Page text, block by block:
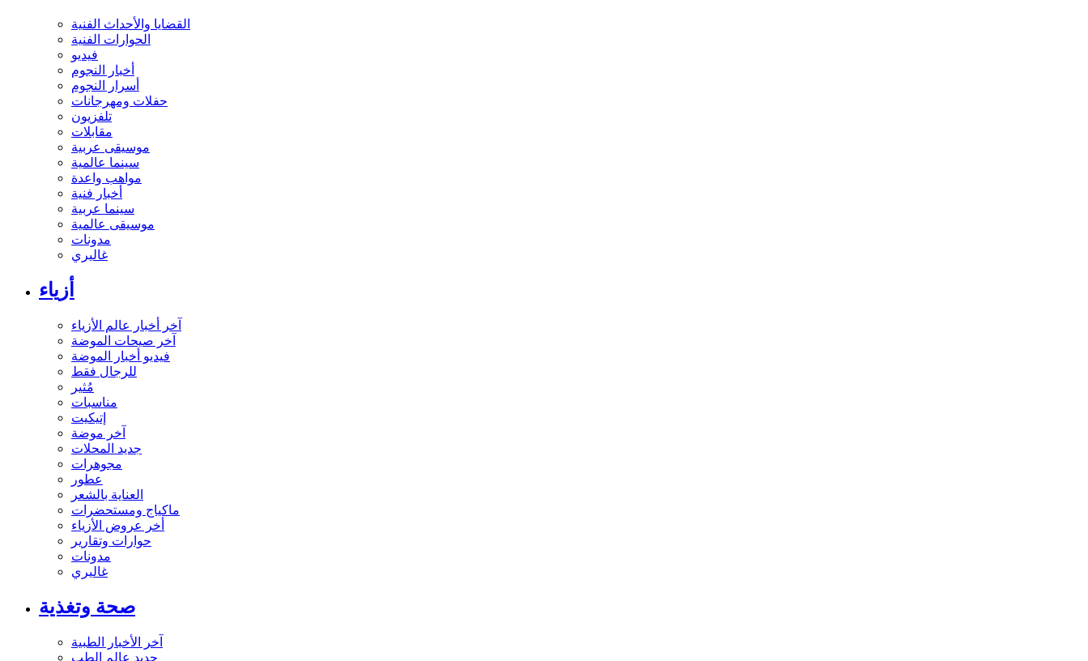
القضايا والأحداث الفنية
الحوارات الفنية
فيديو
أخبار النجوم
أسرار النجوم
حفلات ومهرجانات
تلفزيون
مقابلات
موسيقى عربية
سينما عالمية
مواهب واعدة
أخبار فنية
سينما عربية
موسيقى عالمية
مدونات
غاليري
أزياء
آخر أخبار عالم الأزياء
آخر صيحات الموضة
فيديو أخبار الموضة
للرجال فقط
مُثير
مناسبات
إتيكيت
آخر موضة
جديد المحلات
مجوهرات
عطور
العناية بالشعر
ماكياج ومستحضرات
أخر عروض الأزياء
حوارات وتقارير
مدونات
غاليري
صحة وتغذية
آخر الأخبار الطبية
جديد عالم الطب